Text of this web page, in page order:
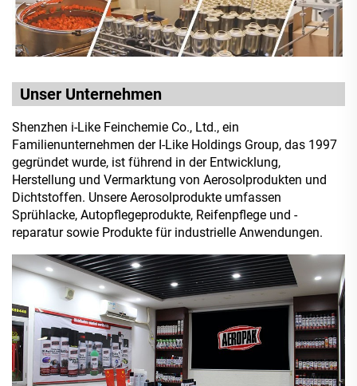
Unser Unternehmen
Shenzhen i-Like Feinchemie Co., Ltd., ein
Familienunternehmen der I-Like Holdings Group, das 1997
gegründet wurde, ist führend in der Entwicklung,
Herstellung und Vermarktung von Aerosolprodukten und
Dichtstoffen. Unsere Aerosolprodukte umfassen
Sprühlacke, Autopflegeprodukte, Reifenpflege und -
reparatur sowie Produkte für industrielle Anwendungen.